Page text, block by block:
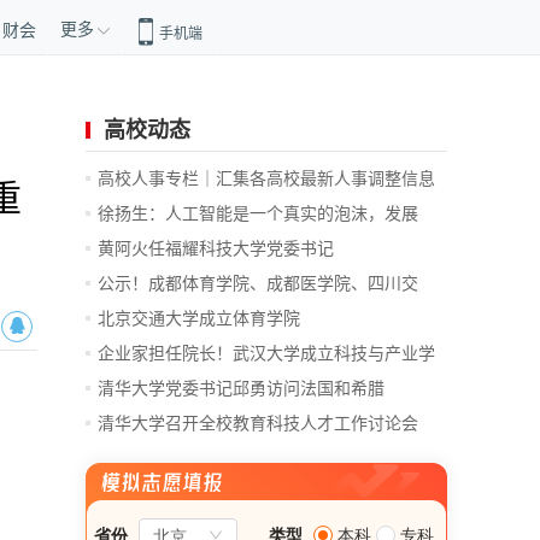
财会 更多 手机端
高校动态
高校人事专栏｜汇集各高校最新人事调整信息
徐扬生：人工智能是一个真实的泡沫，发展
前...
黄阿火任福耀科技大学党委书记
公示！成都体育学院、成都医学院、四川交
通...
北京交通大学成立体育学院
企业家担任院长！武汉大学成立科技与产业学
院
清华大学党委书记邱勇访问法国和希腊
清华大学召开全校教育科技人才工作讨论会